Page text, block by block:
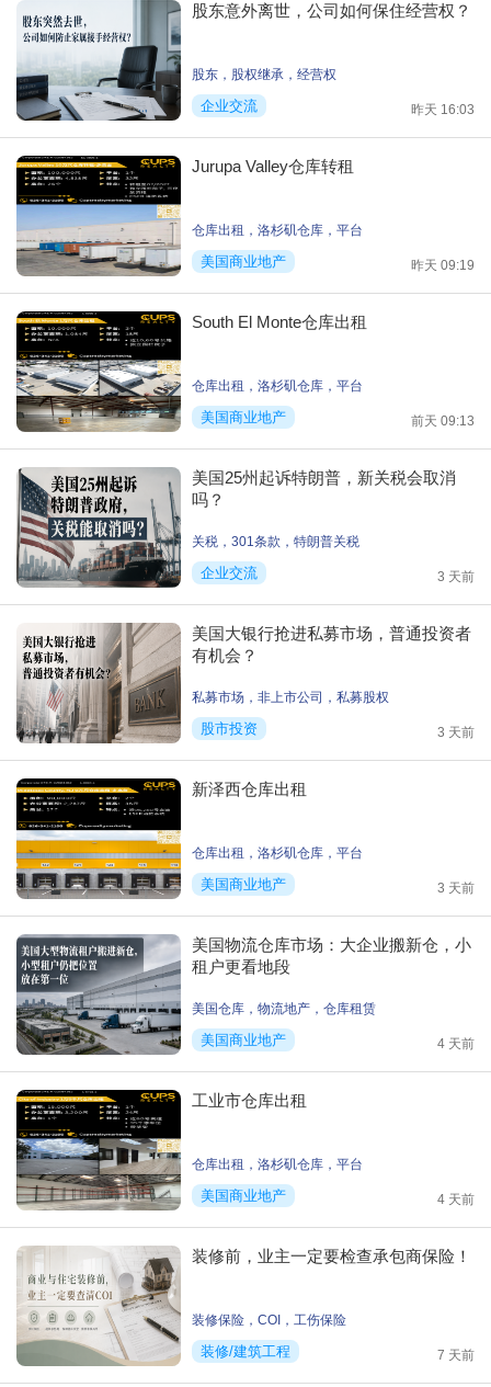
股东意外离世，公司如何保住经营权？
企业交流 昨天 16:03
股东 ， 股权继承 ， 经营权
Jurupa Valley仓库转租
美国商业地产 昨天 09:19
仓库出租 ， 洛杉矶仓库 ， 平台
South El Monte仓库出租
美国商业地产 前天 09:13
仓库出租 ， 洛杉矶仓库 ， 平台
美国25州起诉特朗普，新关税会取消
吗？
企业交流 3 天前
关税 ， 301条款 ， 特朗普关税
美国大银行抢进私募市场，普通投资者
有机会？
股市投资 3 天前
私募市场 ， 非上市公司 ， 私募股权
新泽西仓库出租
美国商业地产 3 天前
仓库出租 ， 洛杉矶仓库 ， 平台
美国物流仓库市场：大企业搬新仓，小
租户更看地段
美国商业地产 4 天前
美国仓库 ， 物流地产 ， 仓库租赁
工业市仓库出租
美国商业地产 4 天前
仓库出租 ， 洛杉矶仓库 ， 平台
装修前，业主一定要检查承包商保险！
装修/建筑工程 7 天前
装修保险 ， COI ， 工伤保险